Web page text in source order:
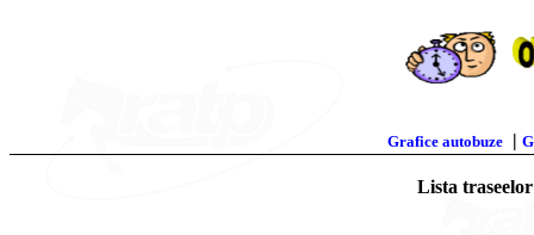
Grafice autobuze |
Lista